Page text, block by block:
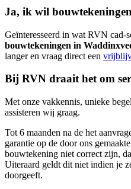
Ja, ik wil
Geïnteresseerd in wat RVN cad-
bouwtekeningen in
langer en vraag direct een
Bij RVN draait het om
Met onze vakkennis, unieke
assisteren wij graag.
Tot 6 maanden na de het
garantie op de door ons
bouwtekening niet correct zijn,
Uiteraard geldt dit niet indien je
doorgeeft.